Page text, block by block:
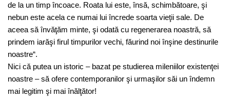
de la un timp încoace. Roata lui este, însă, schimbătoare, şi
nebun este acela ce numai lui încrede soarta vieţii sale. De
aceea să învăţăm minte, şi odată cu regenerarea noastră, să
prindem iarăşi firul timpurilor vechi, făurind noi înşine destinurile
noastre“.
Nici că putea un istoric – bazat pe studierea mileniilor existenţei
noastre – să ofere contemporanilor şi urmaşilor săi un îndemn
mai legitim şi mai înălţător!